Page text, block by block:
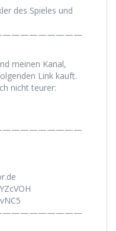
des Spieles und
meinen Kanal,
Link kauft.
nicht teurer: